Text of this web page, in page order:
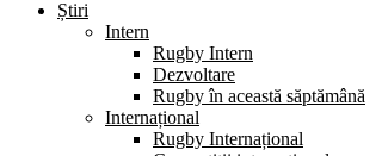
Știri
Intern
Rugby Intern
Dezvoltare
Rugby în această săptămână
Internațional
Rugby Internațional